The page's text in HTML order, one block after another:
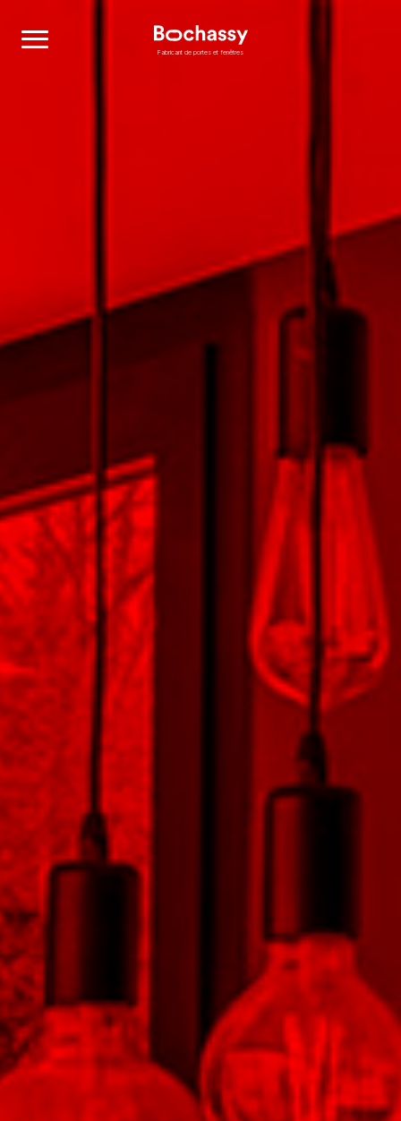
Bochassy
Fabricant de portes et fenêtres